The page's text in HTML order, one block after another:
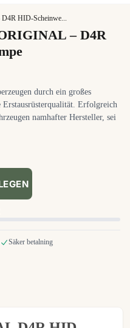
HID-Scheinwe...
– D4R
durch ein großes
Erfolgreich
namhafter Hersteller, sei
Säker betalning